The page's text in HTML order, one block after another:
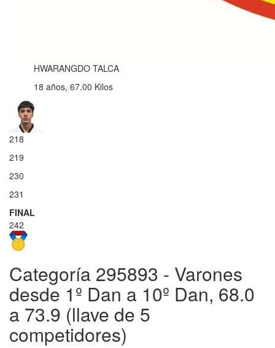
HWARANGDO TALCA
18 años, 67.00 Kilos
218
219
230
231
FINAL
242
Categoría 295893 - Varones
desde 1º Dan a 10º Dan, 68.0
a 73.9 (llave de 5
competidores)